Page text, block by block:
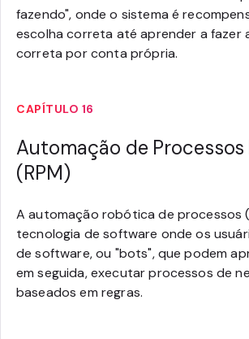
fazendo", onde o sistema é
escolha correta até aprender a fazer
correta por conta própria.
CAPÍTULO 16
Automação de
(RPM)
A automação robótica de processos
tecnologia de software onde os
de software, ou "bots", que podem
em seguida, executar processos de
baseados em regras.